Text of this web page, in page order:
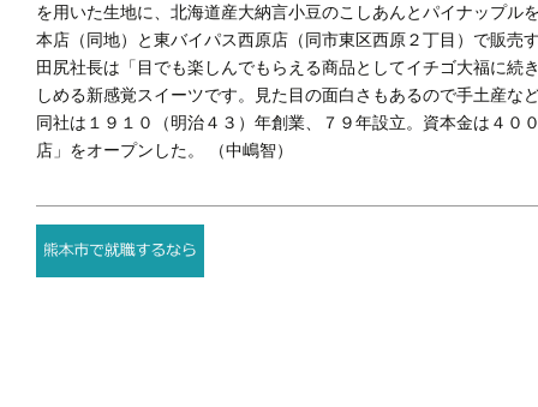
を用いた生地に、北海道産大納言小豆のこしあんとパイナップ
本店（同地）と東バイパス西原店（同市東区西原２丁目）で販売
田尻社長は「目でも楽しんでもらえる商品としてイチゴ大福に
しめる新感覚スイーツです。見た目の面白さもあるので手土産な
同社は１９１０（明治４３）年創業、７９年設立。資本金は４
店」をオープンした。 （中嶋智）